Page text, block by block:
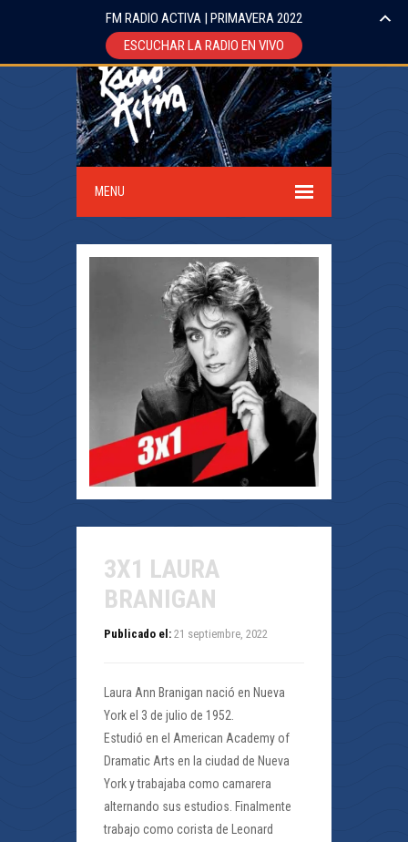
MENU
3X1 LAURA
BRANIGAN
Publicado el: 21 septiembre, 2022
Laura Ann Branigan nació en Nueva
York el 3 de julio de 1952.
Estudió en el American Academy of
Dramatic Arts en la ciudad de Nueva
York y trabajaba como camarera
alternando sus estudios. Finalmente
trabajo como corista de Leonard
FM RADIO ACTIVA | PRIMAVERA 2022
ESCUCHAR LA RADIO EN VIVO